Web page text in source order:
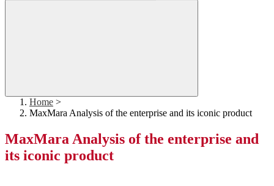
Home >
MaxMara Analysis of the enterprise and its iconic product
MaxMara Analysis of the enterprise and
its iconic product